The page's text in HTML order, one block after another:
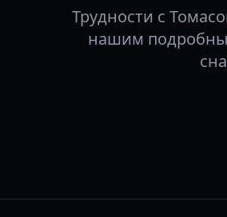
Трудности с
нашим